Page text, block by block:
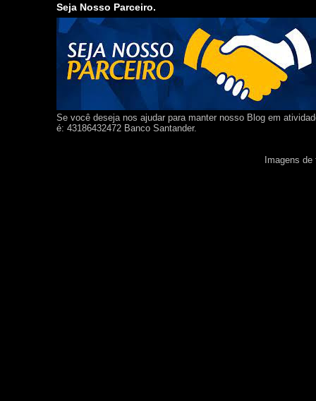
Seja Nosso Parceiro.
Se você deseja nos ajudar para manter nosso Blog em
é: 43186432472 Banco Santander.
Imagens